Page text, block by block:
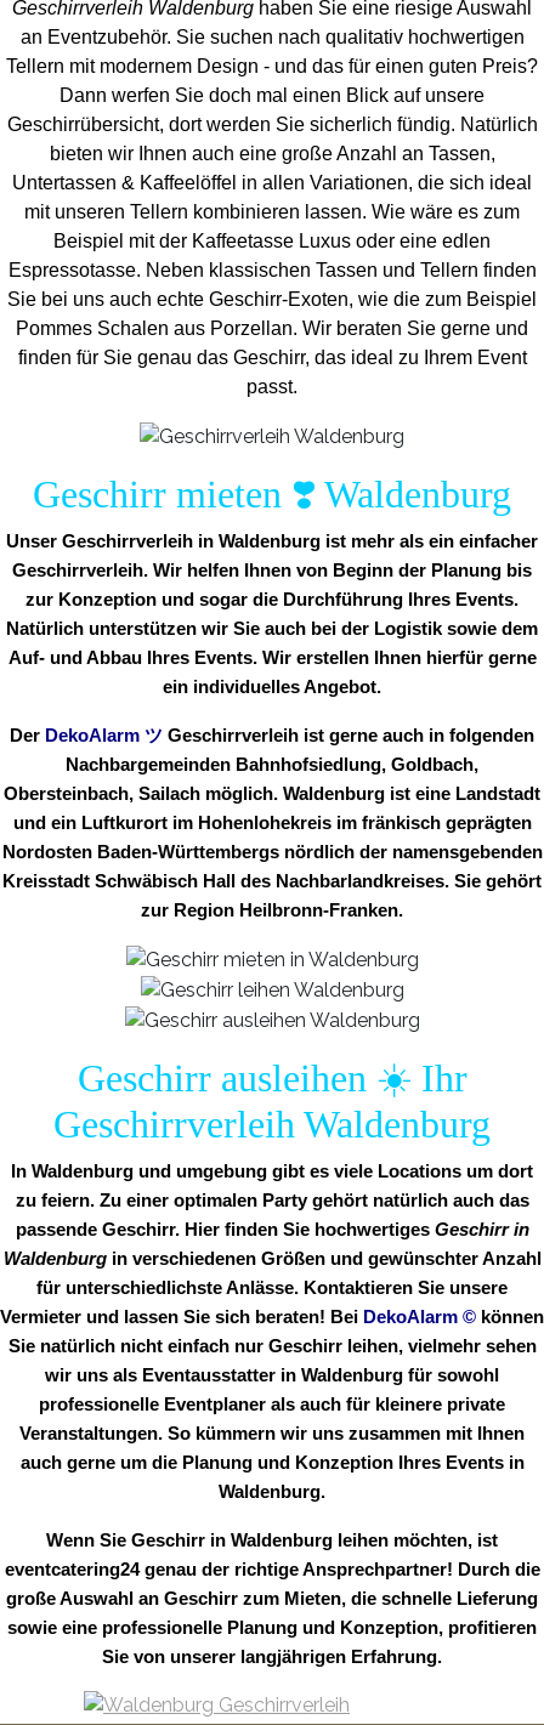
Geschirrverleih Waldenburg haben Sie eine riesige Auswahl
an Eventzubehör. Sie suchen nach qualitativ hochwertigen
Tellern mit modernem Design - und das für einen guten Preis?
Dann werfen Sie doch mal einen Blick auf unsere
Geschirrübersicht, dort werden Sie sicherlich fündig. Natürlich
bieten wir Ihnen auch eine große Anzahl an Tassen,
Untertassen & Kaffeelöffel in allen Variationen, die sich ideal
mit unseren Tellern kombinieren lassen. Wie wäre es zum
Beispiel mit der Kaffeetasse Luxus oder eine edlen
Espressotasse. Neben klassischen Tassen und Tellern finden
Sie bei uns auch echte Geschirr-Exoten, wie die zum Beispiel
Pommes Schalen aus Porzellan. Wir beraten Sie gerne und
finden für Sie genau das Geschirr, das ideal zu Ihrem Event
passt.
Geschirr mieten ❣️ Waldenburg
Unser Geschirrverleih in Waldenburg ist mehr als ein einfacher
Geschirrverleih. Wir helfen Ihnen von Beginn der Planung bis
zur Konzeption und sogar die Durchführung Ihres Events.
Natürlich unterstützen wir Sie auch bei der Logistik sowie dem
Auf- und Abbau Ihres Events. Wir erstellen Ihnen hierfür gerne
ein individuelles Angebot.
Der DekoAlarm ツ Geschirrverleih ist gerne auch in folgenden
Nachbargemeinden Bahnhofsiedlung, Goldbach,
Obersteinbach, Sailach möglich. Waldenburg ist eine Landstadt
und ein Luftkurort im Hohenlohekreis im fränkisch geprägten
Nordosten Baden-Württembergs nördlich der namensgebenden
Kreisstadt Schwäbisch Hall des Nachbarlandkreises. Sie gehört
zur Region Heilbronn-Franken.
Geschirr ausleihen ☀️ Ihr
Geschirrverleih Waldenburg
In Waldenburg und umgebung gibt es viele Locations um dort
zu feiern. Zu einer optimalen Party gehört natürlich auch das
passende Geschirr. Hier finden Sie hochwertiges Geschirr in
Waldenburgin verschiedenen Größen und gewünschter Anzahl
für unterschiedlichste Anlässe. Kontaktieren Sie unsere
Vermieter und lassen Sie sich beraten! Bei DekoAlarm © können
Sie natürlich nicht einfach nur Geschirr leihen, vielmehr sehen
wir uns als Eventausstatter in Waldenburg für sowohl
professionelle Eventplaner als auch für kleinere private
Veranstaltungen. So kümmern wir uns zusammen mit Ihnen
auch gerne um die Planung und Konzeption Ihres Events in
Waldenburg.
Wenn Sie Geschirr in Waldenburg leihen möchten, ist
eventcatering24 genau der richtige Ansprechpartner! Durch die
große Auswahl an Geschirr zum Mieten, die schnelle Lieferung
sowie eine professionelle Planung und Konzeption, profitieren
Sie von unserer langjährigen Erfahrung.